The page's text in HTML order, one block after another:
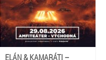
ELÁN & KAMARÁTI –